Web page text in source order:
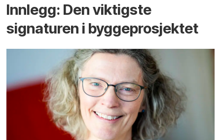
Innlegg: Den viktigste
signaturen i bygge­­prosjektet